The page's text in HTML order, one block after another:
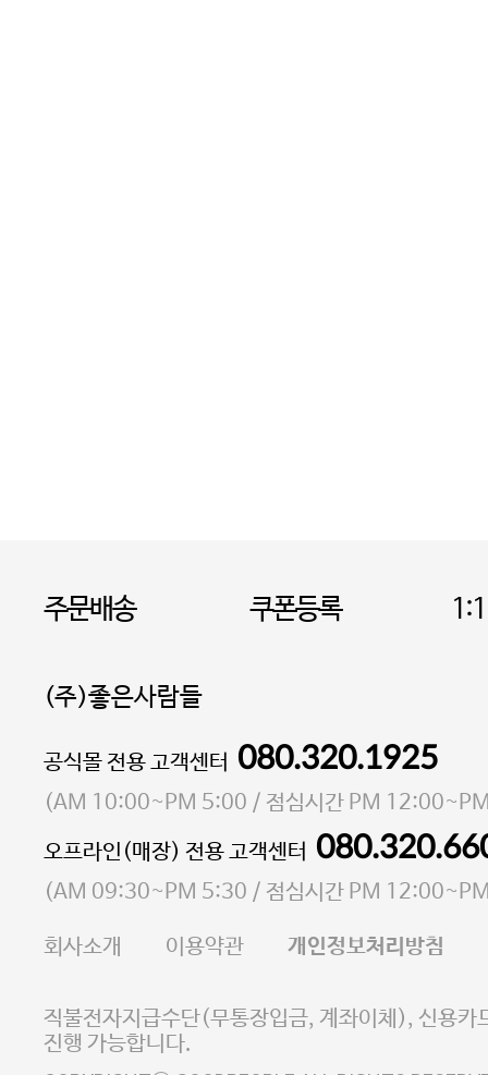
주문배송 쿠폰등록
(주)좋은사람들
대표 이성현,박영환| 개인정보관리책임자 김상현
소재지 서울특별시 마포구 마포대로4다길 41 마포
통신판매업 신고번호 2023-서울마포-3931호
사업자등록번호 105-81-58242
E-MAIL goodpeople@gpin.co.kr
사업자정보확인
이니시스 에스크로 서비
공식몰 전용 고객센터 080.320.1925
(AM 10:00~PM 5:00 / 점심시간 PM
오프라인(매장) 전용 고객센터
(AM 09:30~PM 5:30 / 점심시간 PM
회사소개 이용약관 개인정보처리방침
직불전자지급수단(무통장입금, 계좌이체), 신용카
진행 가능합니다.